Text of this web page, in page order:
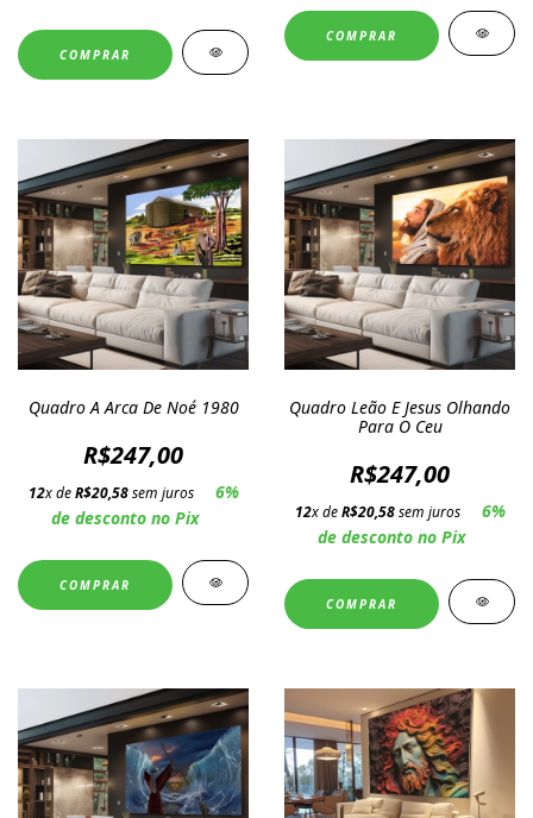
COMPRAR
COMPRAR
Quadro A Arca De Noé 1980
R$247,00
12x deR$20,58sem juros
6%
de desconto no Pix
COMPRAR
Quadro Leão E Jesus Olhando
Para O Ceu
R$247,00
12x deR$20,58sem juros
6%
de desconto no Pix
COMPRAR